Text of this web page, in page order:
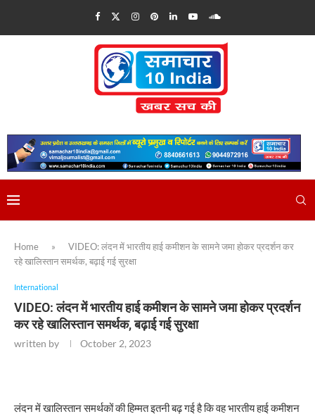
Home »
VIDEO: लंदन में भारतीय हाई कमीशन के सामने जमा होकर प्रदर्शन कर
रहे खालिस्तान समर्थक, बढ़ाई गई सुरक्षा
International
VIDEO: लंदन में भारतीय हाई कमीशन के सामने जमा होकर प्रदर्शन
कर रहे खालिस्तान समर्थक, बढ़ाई गई सुरक्षा
written by October 2, 2023
लंदन में खालिस्तान समर्थकों की हिम्मत इतनी बढ़ गई है कि वह भारतीय हाई कमीशन